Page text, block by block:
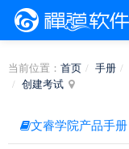
当前位置： 首页 手册
创建考试
文睿学院产品手册